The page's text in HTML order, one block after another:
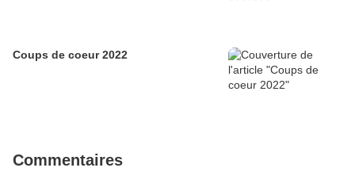
Coups de coeur 2022
Commentaires